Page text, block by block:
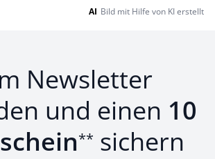
AI Bild mit Hilfe von KI erstellt
Newsletter
und einen 10
** sichern